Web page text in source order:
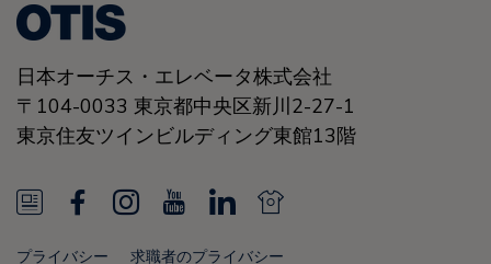
日本オーチス・エレベータ株式会社
〒104-0033 東京都中央区新川2-27-1
東京住友ツインビルディング東館13階
N
e
I
n
o
L
i
N
プライバシー 求職者のプライバシー